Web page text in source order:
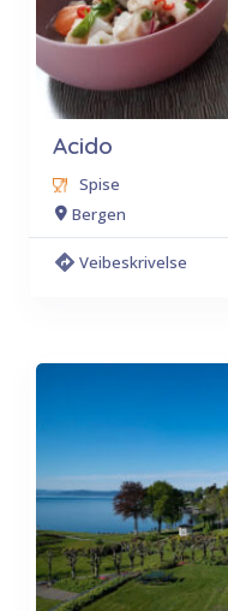
Acido
Spise
Bergen
Veibeskrivelse